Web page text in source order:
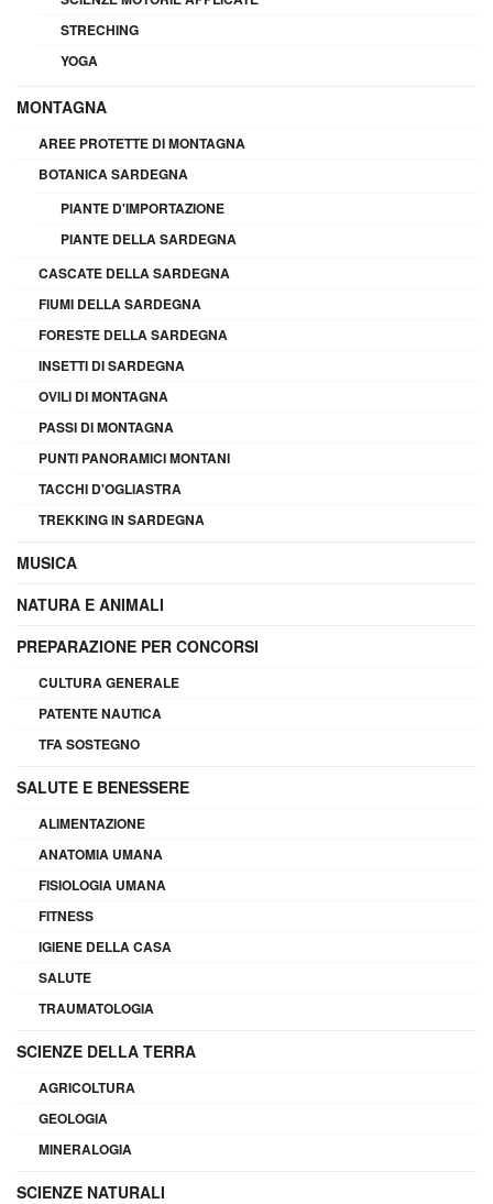
STRECHING
YOGA
MONTAGNA
AREE PROTETTE DI MONTAGNA
BOTANICA SARDEGNA
PIANTE D'IMPORTAZIONE
PIANTE DELLA SARDEGNA
CASCATE DELLA SARDEGNA
FIUMI DELLA SARDEGNA
FORESTE DELLA SARDEGNA
INSETTI DI SARDEGNA
OVILI DI MONTAGNA
PASSI DI MONTAGNA
PUNTI PANORAMICI MONTANI
TACCHI D'OGLIASTRA
TREKKING IN SARDEGNA
MUSICA
NATURA E ANIMALI
PREPARAZIONE PER CONCORSI
CULTURA GENERALE
PATENTE NAUTICA
TFA SOSTEGNO
SALUTE E BENESSERE
ALIMENTAZIONE
ANATOMIA UMANA
FISIOLOGIA UMANA
FITNESS
IGIENE DELLA CASA
SALUTE
TRAUMATOLOGIA
SCIENZE DELLA TERRA
AGRICOLTURA
GEOLOGIA
MINERALOGIA
SCIENZE NATURALI